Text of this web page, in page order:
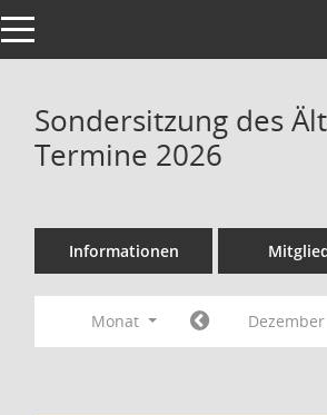
Toggle navigation
Sondersitzung des
Termine 2026
Informationen
Monat Dezember